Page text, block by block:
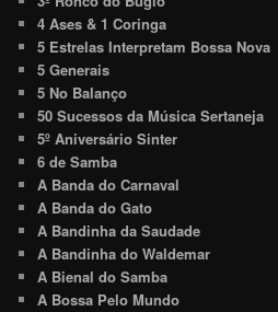
4 Ases & 1 Coringa
5 Estrelas Interpretam Bossa Nova
5 Generais
5 No Balanço
50 Sucessos da Música Sertaneja
5º Aniversário Sinter
6 de Samba
A Banda do Carnaval
A Banda do Gato
A Bandinha da Saudade
A Bandinha do Waldemar
A Bienal do Samba
A Bossa Pelo Mundo